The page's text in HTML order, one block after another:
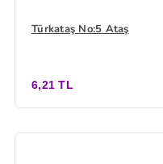
Türkataş No:5 Ataş
6,21 TL